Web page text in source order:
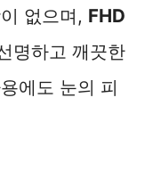
없으며, FHD
명하고 깨끗한
에도 눈의 피